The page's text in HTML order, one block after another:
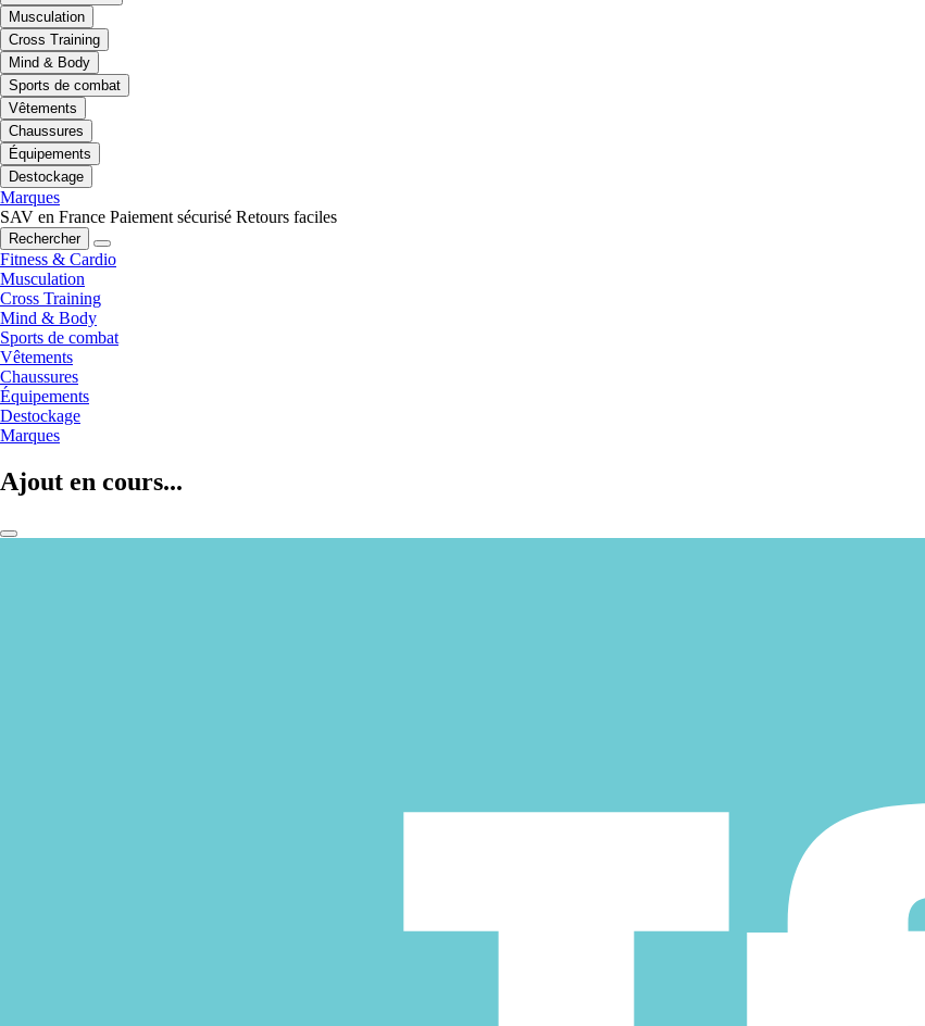
Musculation
Cross Training
Mind & Body
Sports de combat
Vêtements
Chaussures
Équipements
Destockage
Marques
SAV en France Paiement sécurisé Retours faciles
Rechercher
Fitness & Cardio
Musculation
Cross Training
Mind & Body
Sports de combat
Vêtements
Chaussures
Équipements
Destockage
Marques
Ajout en cours...